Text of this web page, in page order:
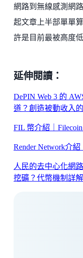
網路到無線感測網
起文章上半部單單
許是目前最被高度
延伸閱讀：
DePIN Web 3 的
道？創造被動收入
FIL 幣介紹｜
Render Network介
人民的去中心化網
挖礦？代幣機制詳解